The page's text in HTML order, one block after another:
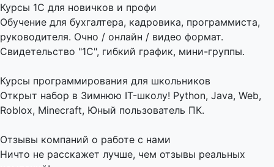
Курсы 1С для новичков и профи
Обучение для бухгалтера, кадровика, программиста,
руководителя. Очно / онлайн / видео формат.
Свидетельство "1С", гибкий график, мини-группы.
Курсы программирования для школьников
Открыт набор в Зимнюю IT-школу! Python, Java, Web,
Roblox, Minecraft, Юный пользователь ПК.
Отзывы компаний о работе с нами
Ничто не расскажет лучше, чем отзывы реальных